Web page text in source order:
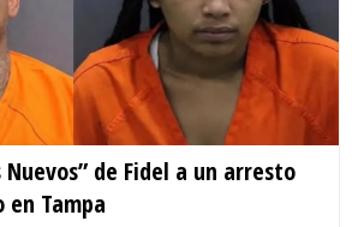
Nuevos” de Fidel a un arresto
Tampa